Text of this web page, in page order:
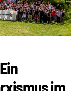
im